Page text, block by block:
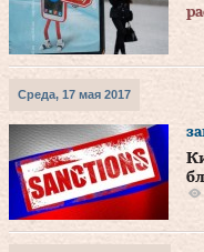
Среда, 17 мая 2017